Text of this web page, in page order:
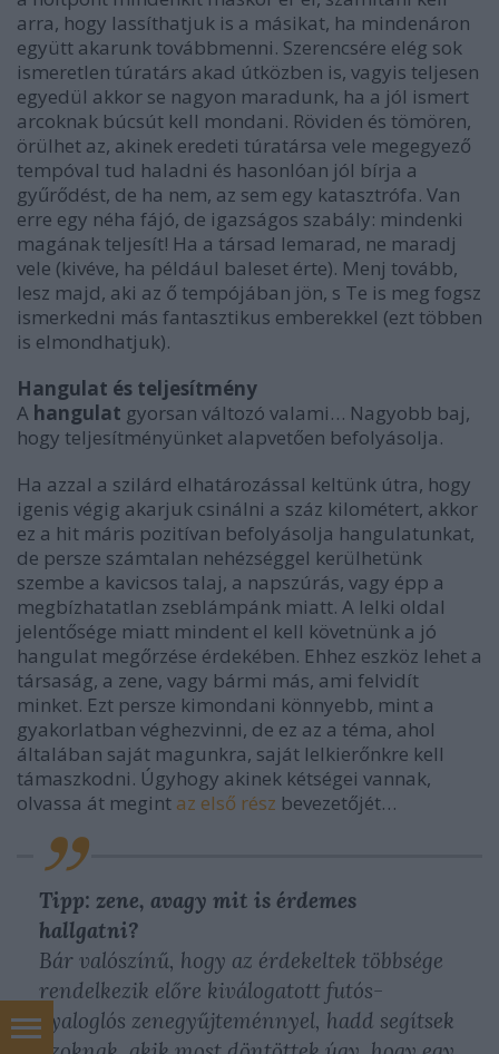
arra, hogy lassíthatjuk is a másikat, ha mindenáron
együtt akarunk továbbmenni. Szerencsére elég sok
ismeretlen túratárs akad útközben is, vagyis teljesen
egyedül akkor se nagyon maradunk, ha a jól ismert
arcoknak búcsút kell mondani. Röviden és tömören,
örülhet az, akinek eredeti túratársa vele megegyező
tempóval tud haladni és hasonlóan jól bírja a
gyűrődést, de ha nem, az sem egy katasztrófa. Van
erre egy néha fájó, de igazságos szabály: mindenki
magának teljesít! Ha a társad lemarad, ne maradj
vele (kivéve, ha például baleset érte). Menj tovább,
lesz majd, aki az ő tempójában jön, s Te is meg fogsz
ismerkedni más fantasztikus emberekkel (ezt többen
is elmondhatjuk).
Hangulat és teljesítmény
A hangulat gyorsan változó valami… Nagyobb baj,
hogy teljesítményünket alapvetően befolyásolja.
Ha azzal a szilárd elhatározással keltünk útra, hogy
igenis végig akarjuk csinálni a száz kilométert, akkor
ez a hit máris pozitívan befolyásolja hangulatunkat,
de persze számtalan nehézséggel kerülhetünk
szembe a kavicsos talaj, a napszúrás, vagy épp a
megbízhatatlan zseblámpánk miatt. A lelki oldal
jelentősége miatt mindent el kell követnünk a jó
hangulat megőrzése érdekében. Ehhez eszköz lehet a
társaság, a zene, vagy bármi más, ami felvidít
minket. Ezt persze kimondani könnyebb, mint a
gyakorlatban véghezvinni, de ez az a téma, ahol
általában saját magunkra, saját lelkierőnkre kell
támaszkodni. Úgyhogy akinek kétségei vannak,
olvassa át megint az első rész bevezetőjét…
Tipp: zene, avagy mit is érdemes
hallgatni?
Bár valószínű, hogy az érdekeltek többsége
rendelkezik előre kiválogatott futós-
gyaloglós zenegyűjteménnyel, hadd segítsek